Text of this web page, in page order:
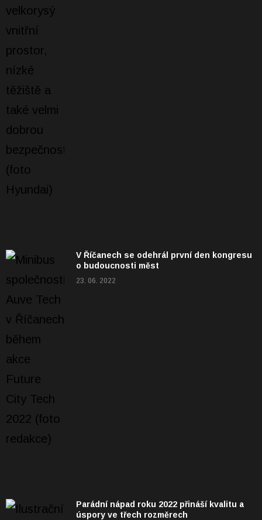
V Říčanech se odehrál první den kongresu
o budoucnosti měst
23. 06. 2022
Parádní nápad roku 2022 přináší kvalitu a
úspory ve třech rozměrech